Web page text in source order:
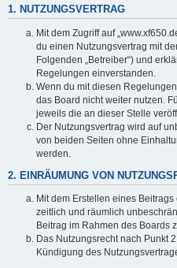
1. NUTZUNGSVERTRAG
Mit dem Zugriff auf
du einen Nutzungsvertrag mit
Folgenden „Betreiber“) und
Regelungen einverstanden.
Wenn du mit diesen
das Board nicht weiter nutzen.
jeweils die an dieser Stelle
Der Nutzungsvertrag wird auf
von beiden Seiten ohne
werden.
2. EINRÄUMUNG VON
Mit dem Erstellen eines
zeitlich und räumlich
Beitrag im Rahmen des Boards
Das Nutzungsrecht nach Punkt
Kündigung des